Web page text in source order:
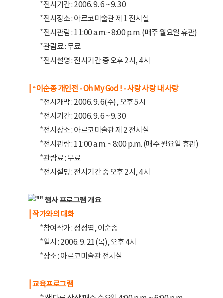
*전시기간 : 2006. 9. 6 ~ 9. 30
*전시장소 : 아르코미술관 제 1 전시실
*전시관람 : 11:00 a.m.~ 8:00 p.m. (매주 월요일 휴관)
*관람료 : 무료
*전시설명 : 전시기간 중 오후 2시, 4시
| “이순종 개인전 - Oh My God ! - 사랑 사랑 내 사랑
*전시개막 : 2006. 9. 6(수), 오후 5시
*전시기간 : 2006. 9. 6 ~ 9. 30
*전시장소 : 아르코미술관 제 2 전시실
*전시관람 : 11:00 a.m. ~ 8:00 p.m. (매주 월요일 휴관)
*관람료 : 무료
*전시설명 : 전시기간 중 오후 2시, 4시
행사 프로그램 개요
| 작가와의 대화
*참여작가 : 정정엽, 이순종
*일시 : 2006. 9. 21(목), 오후 4시
*장소 : 아르코미술관 전시실
| 교육프로그램